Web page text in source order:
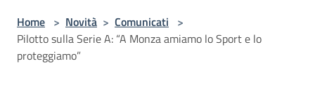
Home > Novità > Comunicati >
Pilotto sulla Serie A: “A Monza amiamo lo Sport e lo
proteggiamo”